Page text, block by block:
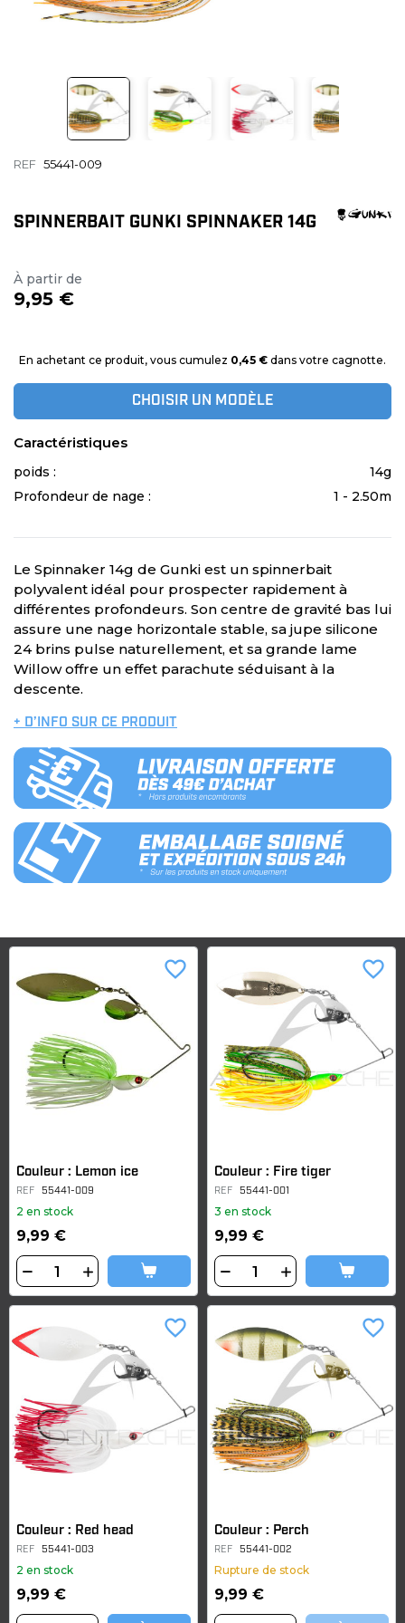
REF 55441-009
SPINNERBAIT GUNKI SPINNAKER 14G
À partir de
9,95 €
En achetant ce produit, vous cumulez 0,45 € dans votre cagnotte.
CHOISIR UN MODÈLE
Caractéristiques
poids :
14g
Profondeur de nage :
1 - 2.50m
Le Spinnaker 14g de Gunki est un spinnerbait
polyvalent idéal pour prospecter rapidement à
différentes profondeurs. Son centre de gravité bas lui
assure une nage horizontale stable, sa jupe silicone
24 brins pulse naturellement, et sa grande lame
Willow offre un effet parachute séduisant à la
descente.
+ D’INFO SUR CE PRODUIT
Couleur : Lemon ice
REF 55441-009
2 en stock
9,99 €
favorite_border
Couleur : Fire tiger
REF 55441-001
3 en stock
9,99 €
favorite_border
Couleur : Red head
REF 55441-003
2 en stock
9,99 €
favorite_border
Couleur : Perch
REF 55441-002
Rupture de stock
9,99 €
favorite_border